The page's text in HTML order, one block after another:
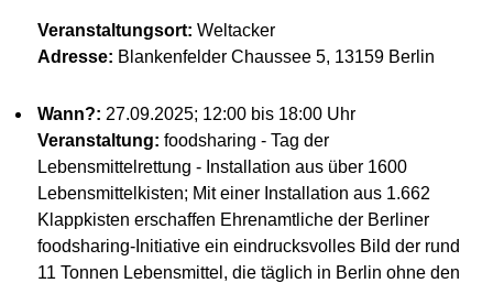
Veranstaltungsort: Weltacker
Adresse: Blankenfelder Chaussee 5, 13159 Berlin
Wann?: 27.09.2025; 12:00 bis 18:00 Uhr
Veranstaltung: foodsharing - Tag der
Lebensmittelrettung - Installation aus über 1600
Lebensmittelkisten; Mit einer Installation aus 1.662
Klappkisten erschaffen Ehrenamtliche der Berliner
foodsharing-Initiative ein eindrucksvolles Bild der rund
11 Tonnen Lebensmittel, die täglich in Berlin ohne den